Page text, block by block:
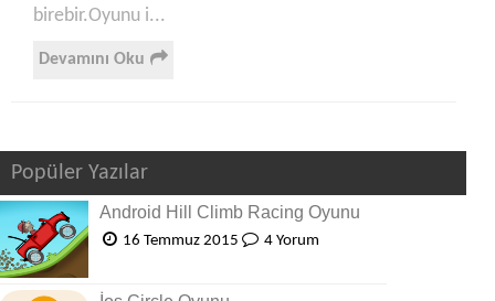
birebir.Oyunu i...
Devamını Oku
Popüler Yazılar
Android Hill Climb Racing Oyunu
16 Temmuz 2015 4 Yorum